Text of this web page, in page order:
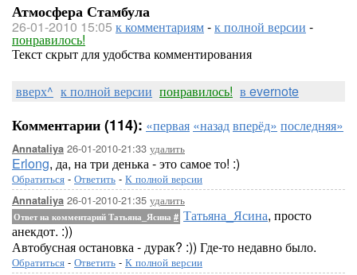
Атмосфера Стамбула
26-01-2010 15:05 к комментариям-к полной версии -
понравилось!
Текст скрыт для удобства комментирования
вверх^ к полной версии понравилось! в evernote
Комментарии (114): «первая «назадвперёд» последняя»
Annataliya 26-01-2010-21:33 удалить
Erlong, да, на три денька - это самое то! :)
Обратиться - Ответить - К полной версии
Annataliya 26-01-2010-21:35 удалить
Ответ на комментарий Татьяна_Ясина # Татьяна_Ясина, просто
анекдот. :))
Автобусная остановка - дурак? :)) Где-то недавно было.
Обратиться - Ответить - К полной версии